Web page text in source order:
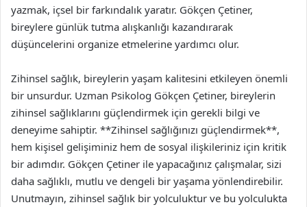
yazmak, içsel bir farkındalık yaratır. Gökçen Çetiner,
bireylere günlük tutma alışkanlığı kazandırarak
düşüncelerini organize etmelerine yardımcı olur.
Zihinsel sağlık, bireylerin yaşam kalitesini etkileyen önemli
bir unsurdur. Uzman Psikolog Gökçen Çetiner, bireylerin
zihinsel sağlıklarını güçlendirmek için gerekli bilgi ve
deneyime sahiptir. **Zihinsel sağlığınızı güçlendirmek**,
hem kişisel gelişiminiz hem de sosyal ilişkileriniz için kritik
bir adımdır. Gökçen Çetiner ile yapacağınız çalışmalar, sizi
daha sağlıklı, mutlu ve dengeli bir yaşama yönlendirebilir.
Unutmayın, zihinsel sağlık bir yolculuktur ve bu yolculukta